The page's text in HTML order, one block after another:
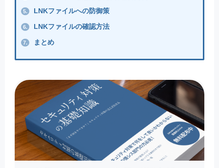
5. LNKファイルへの防御策
6. LNKファイルの確認方法
7. まとめ